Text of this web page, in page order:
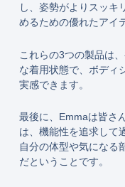
し、姿勢がよりスッキ
めるための優れたアイ
これらの3つの製品は
な着用状態で、ボディ
実感できます。
最後に、Emmaは皆さ
は、機能性を追求して
自分の体型や気になる
だということです。